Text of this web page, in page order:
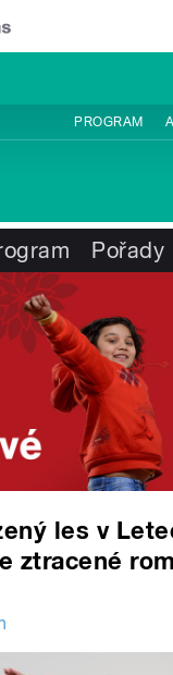
PROGRAM
Pořady
les v
ztracené